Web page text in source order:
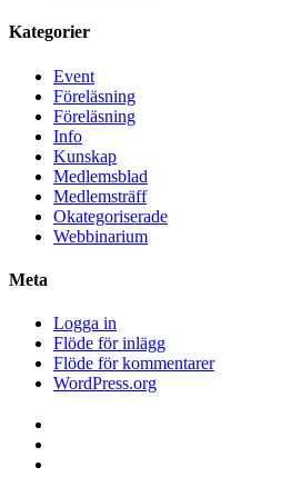
Kategorier
Event
Föreläsning
Föreläsning
Info
Kunskap
Medlemsblad
Medlemsträff
Okategoriserade
Webbinarium
Meta
Logga in
Flöde för inlägg
Flöde för kommentarer
WordPress.org